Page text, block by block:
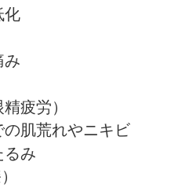
化
み
疲労）
肌荒れやニキビ
み